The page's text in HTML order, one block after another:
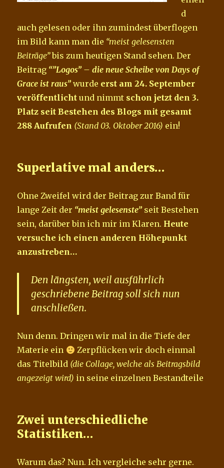
d
auch gelesen oder ihn zumindest überflogen
im Bild kann man die “meist gelesensten
Beiträge”bis zum heutigen Stand sehen. Der
Beitrag “”Logos” – die neue Scheibe von Days of
Grace ist raus” wurde erst am 24. September
veröffentlicht und nimmt schon jetzt den 3.
Platz seit Bestehen des Blogs mit gesamt
288 Aufrufen (Stand 03. Oktober 2016) ein!
Superlative mal anders…
Ohne Zweifel wird der Beitrag zur Band für
lange Zeit der “meist gelesenste” seit Bestehen
sein, darüber bin ich mir im Klaren. Heute
versuche ich einen anderen Höhepunkt
anzustreben…
Den längsten, weil ausführlich
geschriebene Beitrag soll sich nun
anschließen.
Nun denn. Dringen wir mal in die Tiefe der
Materie ein
Zerpflücken wir doch einmal
das Titelbild (die Collage, welche als Beitragsbild
angezeigt wird) in seine einzelnen Bestandteile
Zwei unterschiedliche
Statistiken…
Warum das? Nun. Ich vergleiche sehr gerne.